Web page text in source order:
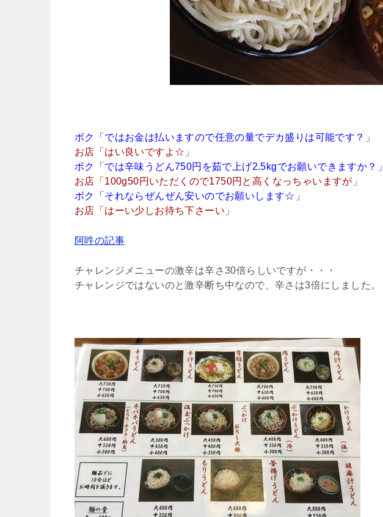
ボク「ではお金は払いますので任意の量でデカ盛りは可能です？」
お店「はい良いですよ☆」
ボク「では辛味うどん750円を茹で上げ2.5kgでお願いできますか？」
お店「100g50円いただくので1750円と高くなっちゃいますが」
ボク「それならぜんぜん安いのでお願いします☆」
お店「はーい少しお待ち下さーい」
阿吽の記事
チャレンジメニューの激辛は辛さ30倍らしいですが・・・
チャレンジではないのと激辛断ち中なので、辛さは3倍にしました。